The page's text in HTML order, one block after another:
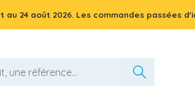
au 24 août 2026. Les commandes passées